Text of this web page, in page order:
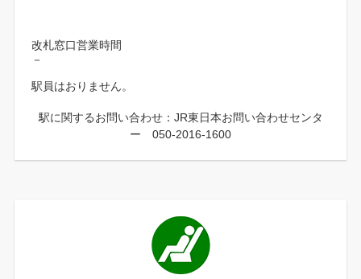
改札窓口営業時間
－
駅員はおりません。
駅に関するお問い合わせ：JR東日本お問い合わせセンタ
ー 050-2016-1600